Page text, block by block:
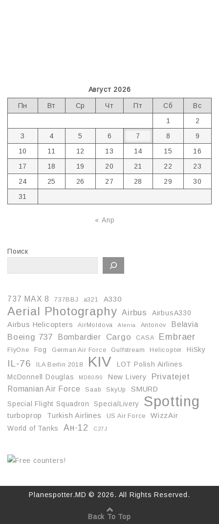
Август 2026
Пн Вт Ср Чт Пт Сб
Вс
1
2
3
4 5 6 7 8
9
10
11 12 13 14 15
16
17
18 19 20 21 22
23
24
25 26 27 28 29
30
31
« Апр
Поиск
737 MAX 8 737BBJ a321 A330
Aerial Photography Airbus
AirbusA330
Airbus Helicopters
AirMoldova Alenia Antonov Belavia
Boeing 737 Bombardier Cargo CASA Embraer
FlyOne Fog German Air Force Gulfstream Helicopter HiSky
IL-76 ILA Berlin 2018 KIV
LOT Polish Airlines
McDonnell Douglas
MD80/90 New Livery Privatejet
Romanian Air Force Saab SkyUp
SMURD
Special Flight Squadron
SpecialLivery Spotting
turboprop Turkish Airlines US Air Force
WizzAir
World of Tanks
Ан-12 С27J
Planespotter.MD © 2026. All Rights Reserved.
Back To Top